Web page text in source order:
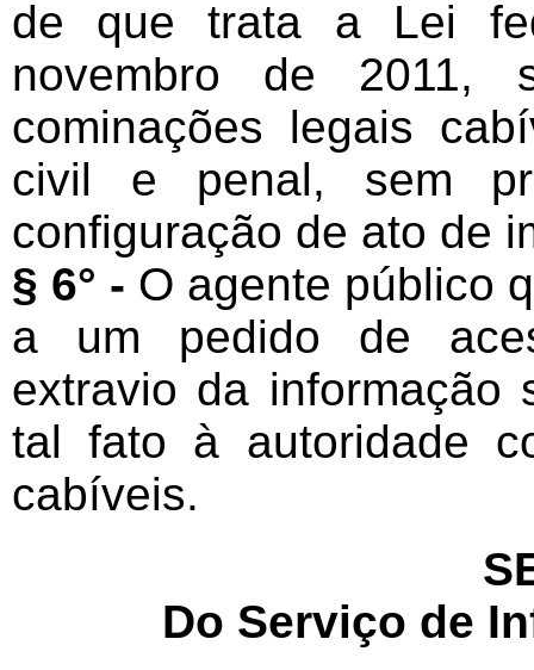
de que trata a Lei
novembro de 2011,
cominações legais
civil e penal, sem
configuração de ato de
§ 6° - O agente público
a um pedido de
extravio da informação
tal fato à autoridade
cabíveis.
Do Serviço de